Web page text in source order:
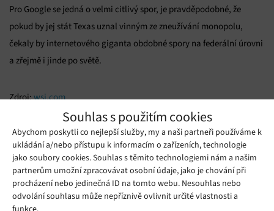
Souhlas s použitím cookies
Abychom poskytli co nejlepší služby, my a naši partneři používáme k
ukládání a/nebo přístupu k informacím o zařízeních, technologie
jako soubory cookies. Souhlas s těmito technologiemi nám a našim
partnerům umožní zpracovávat osobní údaje, jako je chování při
procházení nebo jedinečná ID na tomto webu. Nesouhlas nebo
odvolání souhlasu může nepříznivě ovlivnit určité vlastnosti a
funkce.
Pro Google se jedná o velmi citlivý spor, je pravděpodobné, že
pokud by jej stát Texas uznal vinným ze zneužívání monopolu,
čekaly by internetového giganta obdobné spory na federální úrovni
a zřejmě i jinde po světě.
Zdroj:wsj.com
Mohlo by se vám líbit